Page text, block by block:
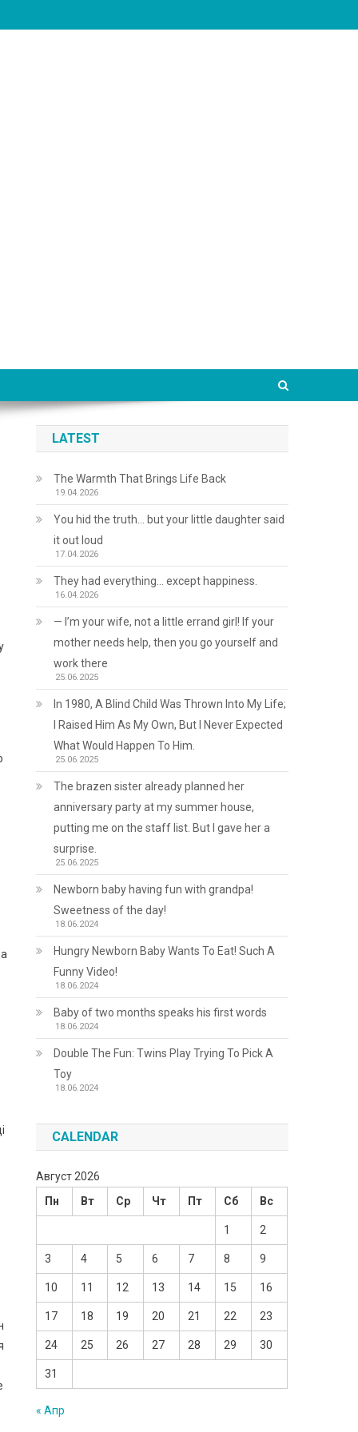
LATEST
The Warmth That Brings Life Back
19.04.2026
You hid the truth… but your little daughter said
it out loud
17.04.2026
They had everything… except happiness.
16.04.2026
— I’m your wife, not a little errand girl! If your
mother needs help, then you go yourself and
work there
25.06.2025
In 1980, A Blind Child Was Thrown Into My Life;
I Raised Him As My Own, But I Never Expected
What Would Happen To Him.
25.06.2025
The brazen sister already planned her
anniversary party at my summer house,
putting me on the staff list. But I gave her a
surprise.
25.06.2025
Newborn baby having fun with grandpa!
Sweetness of the day!
18.06.2024
Hungry Newborn Baby Wants To Eat! Such A
Funny Video!
18.06.2024
Baby of two months speaks his first words
18.06.2024
Double The Fun: Twins Play Trying To Pick A
Toy
18.06.2024
CALENDAR
Август 2026
Пн
Вт Ср Чт Пт Сб Вс
1 2
3 4 5 6 7 8 9
10 11 12 13 14 15 16
17 18 19 20 21 22 23
24 25 26 27 28 29 30
31
« Апр